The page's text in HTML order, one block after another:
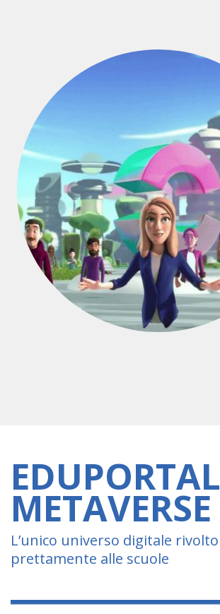
EDUPORTAL
METAVERSE
L’unico universo digitale rivolto
prettamente alle scuole